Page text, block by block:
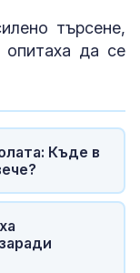
търсене,
да се
Къде в